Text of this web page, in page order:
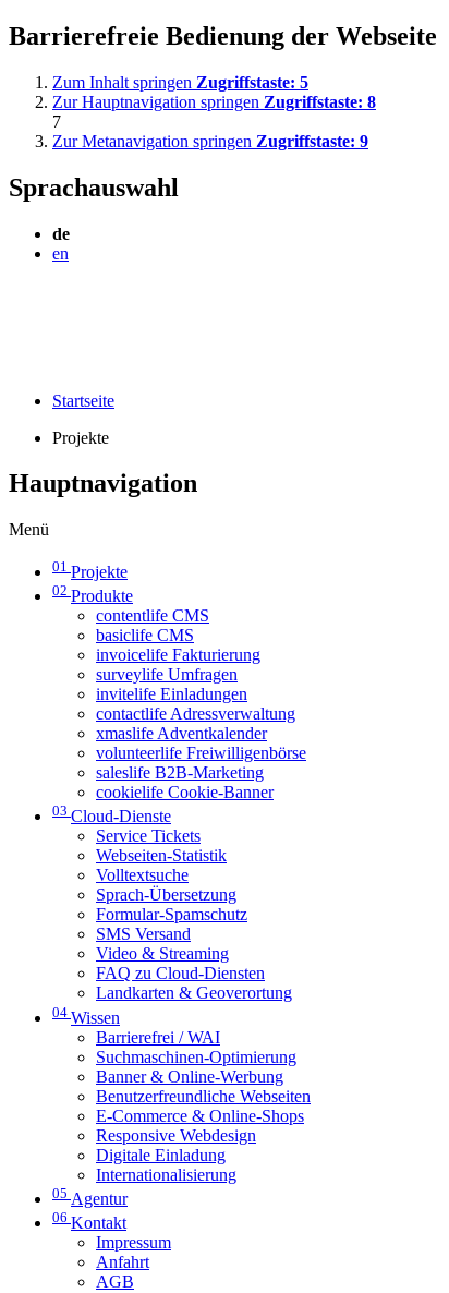
Barrierefreie Bedienung der Webseite
Zum Inhalt springen Zugriffstaste: 5
Zur Hauptnavigation springen Zugriffstaste: 8
7
Zur Metanavigation springen Zugriffstaste: 9
Sprachauswahl
de
en
Startseite
Projekte
Hauptnavigation
Menü
01 Projekte
02 Produkte
contentlife CMS
basiclife CMS
invoicelife Fakturierung
surveylife Umfragen
invitelife Einladungen
contactlife Adressverwaltung
xmaslife Adventkalender
volunteerlife Freiwilligenbörse
saleslife B2B-Marketing
cookielife Cookie-Banner
03 Cloud-Dienste
Service Tickets
Webseiten-Statistik
Volltextsuche
Sprach-Übersetzung
Formular-Spamschutz
SMS Versand
Video & Streaming
FAQ zu Cloud-Diensten
Landkarten & Geoverortung
04 Wissen
Barrierefrei / WAI
Suchmaschinen-Optimierung
Banner & Online-Werbung
Benutzerfreundliche Webseiten
E-Commerce & Online-Shops
Responsive Webdesign
Digitale Einladung
Internationalisierung
05 Agentur
06 Kontakt
Impressum
Anfahrt
AGB